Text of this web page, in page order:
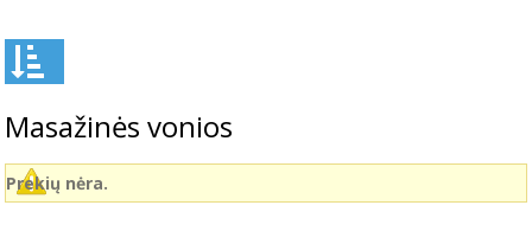
Masažinės vonios
Prekių nėra.